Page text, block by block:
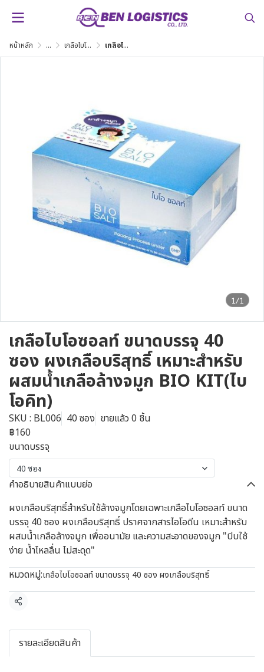
หน้าหลัก ... เกลือไบโอซอลท์ ขนาดบรรจุ 40 ซอง ผงเกลือบริสุทธิ์ เกลือไบโอซอลท์ ขนาดบรรจุ 40 ซอง ผงเกลือบริสุทธิ์ เหมาะสำหรับผสมน้ำเกลือล้างจมูก BIO KIT(ไบโอคิท)
1/1
เกลือไบโอซอลท์ ขนาดบรรจุ 40
ซอง ผงเกลือบริสุทธิ์ เหมาะสำหรับ
ผสมน้ำเกลือล้างจมูก BIO KIT(ไบ
โอคิท)
SKU : BL006 40 ซอง ขายแล้ว 0 ชิ้น
฿160
ขนาดบรรจุ
40 ซอง
คำอธิบายสินค้าแบบย่อ
ผงเกลือบริสุทธิ์สำหรับใช้ล้างจมูกโดยเฉพาะเกลือไบโอซอลท์ ขนาด
บรรจุ 40 ซอง ผงเกลือบริสุทธิ์ ปราศจากสารไอโอดีน เหมาะสำหรับ
ผสมน้ำเกลือล้างจมูก เพื่ออนามัย และความสะอาดของจมูก "บีบใช้
ง่าย น้ำไหลลื่น ไม่สะดุด"
หมวดหมู่:เกลือไบโอซอลท์ ขนาดบรรจุ 40 ซอง ผงเกลือบริสุทธิ์
แชร์
รายละเอียดสินค้า